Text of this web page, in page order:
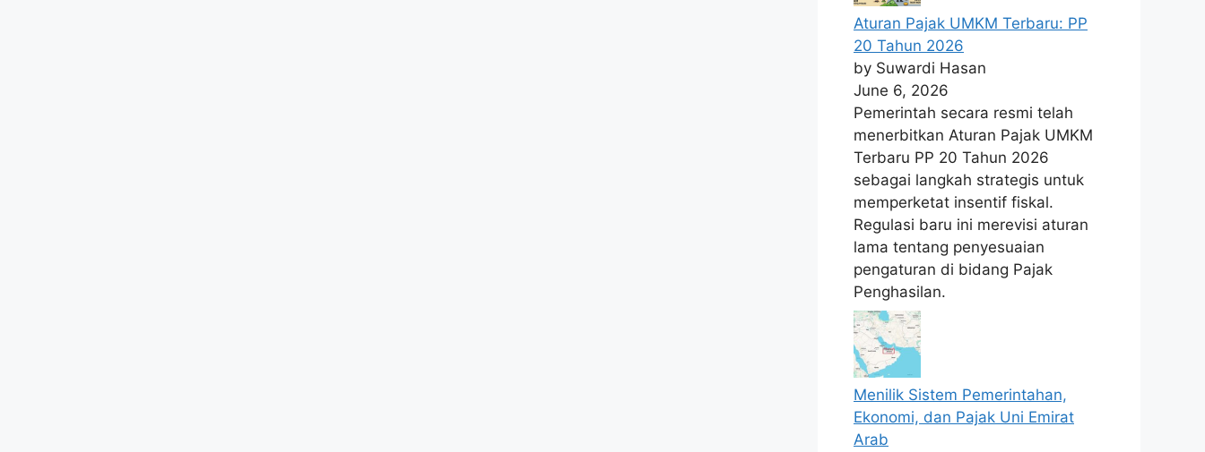
Aturan Pajak UMKM Terbaru: PP
20 Tahun 2026
by Suwardi Hasan
June 6, 2026
Pemerintah secara resmi telah
menerbitkan Aturan Pajak UMKM
Terbaru PP 20 Tahun 2026
sebagai langkah strategis untuk
memperketat insentif fiskal.
Regulasi baru ini merevisi aturan
lama tentang penyesuaian
pengaturan di bidang Pajak
Penghasilan.
Menilik Sistem Pemerintahan,
Ekonomi, dan Pajak Uni Emirat
Arab